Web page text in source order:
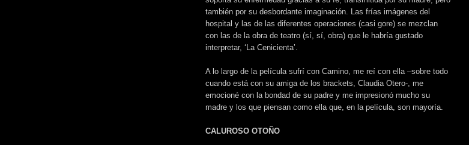
también por su desbordante imaginación. Las frías imágenes del
hospital y las de las diferentes operaciones (casi gore) se mezclan
con las de la obra de teatro (sí, sí, obra) que le habría gustado
interpretar, ‘La Cenicienta’.
A lo largo de la película sufrí con Camino, me reí con ella –sobre todo
cuando está con su amiga de los brackets, Claudia Otero-, me
emocioné con la bondad de su padre y me impresionó mucho su
madre y los que piensan como ella que, en la película, son mayoría.
CALUROSO OTOÑO